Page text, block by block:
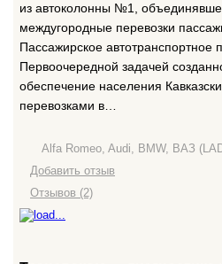
из автоколонны №1,
междугородные перевозки
Пассажирское автотранспортное
Первоочередной задачей
обеспечение населения
перевозками в…
Alfa Romeo, Audi, BMW, ВАЗ
Добавить отзыв
Отзывов (2)